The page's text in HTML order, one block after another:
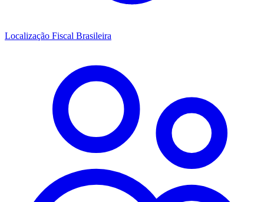
Localização Fiscal Brasileira